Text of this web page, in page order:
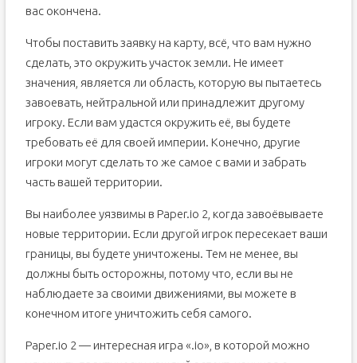
вас окончена.
Чтобы поставить заявку на карту, всё, что вам нужно
сделать, это окружить участок земли. Не имеет
значения, является ли область, которую вы пытаетесь
завоевать, нейтральной или принадлежит другому
игроку. Если вам удастся окружить её, вы будете
требовать её для своей империи. Конечно, другие
игроки могут сделать то же самое с вами и забрать
часть вашей территории.
Вы наиболее уязвимы в Paper.io 2, когда завоёвываете
новые территории. Если другой игрок пересекает ваши
границы, вы будете уничтожены. Тем не менее, вы
должны быть осторожны, потому что, если вы не
наблюдаете за своими движениями, вы можете в
конечном итоге уничтожить себя самого.
Paper.io 2 — интересная игра «.io», в которой можно